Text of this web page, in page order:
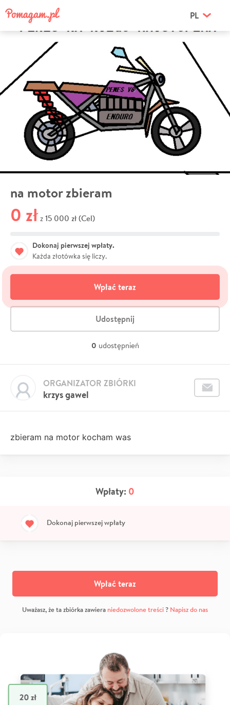
PL
na motor zbieram
0 zł z 15 000 zł (Cel)
Dokonaj pierwszej wpłaty.
Każda złotówka się liczy.
Wpłać teraz
Udostępnij
0 udostępnień
krzys gawel
ORGANIZATOR ZBIÓRKI
zbieram na motor kocham was
Wpłaty: 0
Dokonaj pierwszej wpłaty
Wpłać teraz
Uważasz, że ta zbiórka zawiera niedozwolone treści? Napisz do nas